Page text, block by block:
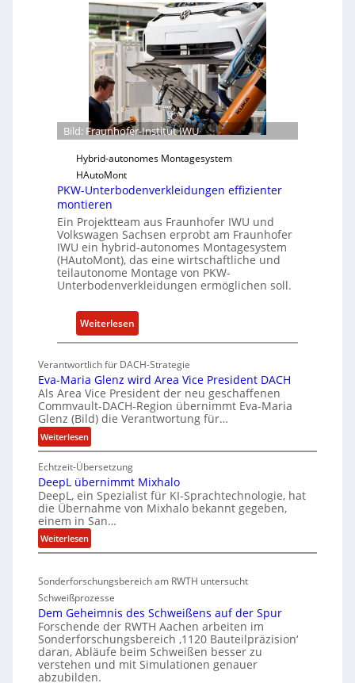
c
t
i
t
f
ü
r
o
f
w
r
u
n
d
K
a
u
n
o
e
r
-
I
s
i
t
u
t
e
e
t
w
i
c
k
e
I
S
V
i
c
h
e
Bild: Fraunhofer-Institut IWU
Hybrid-autonomes Montagesystem
HAutoMont
PKW-Unterbodenverkleidungen effizienter
montieren
Ein Projektteam aus Fraunhofer IWU und
Volkswagen Sachsen erprobt am Fraunhofer
IWU ein hybrid-autonomes Montagesystem
(HAutoMont), das eine wirtschaftliche und
teilautonome Montage von PKW-
Unterbodenverkleidungen ermöglichen soll.
Weiterlesen
P
W
-
U
n
e
b
o
n
e
k
l
e
i
Verantwortlich für DACH-Strategie
Eva-Maria Glenz wird Area Vice President DACH
Als Area Vice President der neu geschaffenen
Commvault-DACH-Region übernimmt Eva-Maria
Glenz (Bild) die Verantwortung für…
Weiterlesen:
E
v
a
-
M
a
r
i
G
l
e
n
z
w
i
Echtzeit-Übersetzung
DeepL übernimmt Mixhalo
DeepL, ein Spezialist für KI-Sprachtechnologie, hat
die Übernahme von Mixhalo bekannt gegeben,
einem in San…
Weiterlesen:
D
e
p
L
ü
b
e
r
Sonderforschungsbereich am RWTH untersucht
Schweißprozesse
Dem Geheimnis des Schweißens auf der Spur
Forschende der RWTH Aachen arbeiten im
Sonderforschungsbereich ‚1120 Bauteilpräzision‘
daran, Abläufe beim Schweißen besser zu
verstehen und mit Simulationen genauer
abzubilden.